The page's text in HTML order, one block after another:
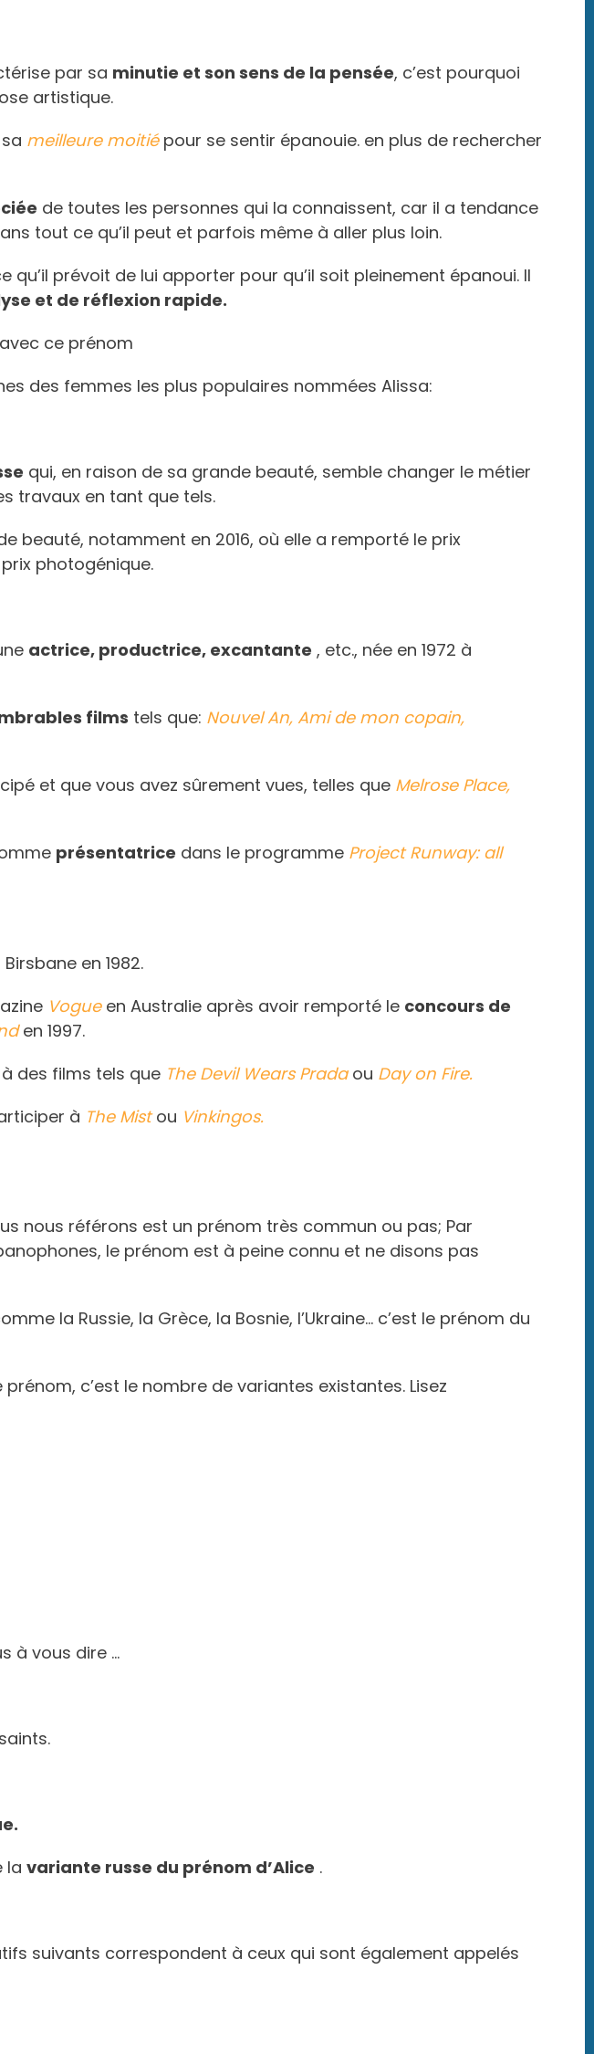
par sa minutie et son sens de la pensée, c’est pourquoi
artistique.
meilleure moitiépour se sentir épanouie. en plus de rechercher
de toutes les personnes qui la connaissent, car il a tendance
tout ce qu’il peut et parfois même à aller plus loin.
qu’il prévoit de lui apporter pour qu’il soit pleinement épanoui. Il
et de réflexion rapide.
ce prénom
des femmes les plus populaires nommées Alissa:
qui, en raison de sa grande beauté, semble changer le métier
travaux en tant que tels.
beauté, notamment en 2016, où elle a remporté le prix
photogénique.
actrice, productrice, excantante , etc., née en 1972 à
films tels que: Nouvel An, Ami de mon copain,
et que vous avez sûrement vues, telles que Melrose Place,
présentatrice dans le programme Project Runway: all
en 1982.
Vogueen Australie après avoir remporté le concours de
en 1997.
des films tels que The Devil Wears Pradaou Day on Fire.
à The Mistou Vinkingos.
nous référons est un prénom très commun ou pas; Par
le prénom est à peine connu et ne disons pas
la Russie, la Grèce, la Bosnie, l’Ukraine… c’est le prénom du
c’est le nombre de variantes existantes. Lisez
à vous dire …
lavariante russe du prénom d’Alice .
suivants correspondent à ceux qui sont également appelés